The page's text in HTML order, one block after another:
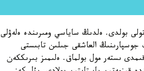
بولدى. ەلدىڭ ساياسي ومىرىندە ەلەۋلى
العاشقى جىلىن تابىستى
مەن اۋقىمدى ىستەر مول بولماق. ەلىمىز بىرىككەن